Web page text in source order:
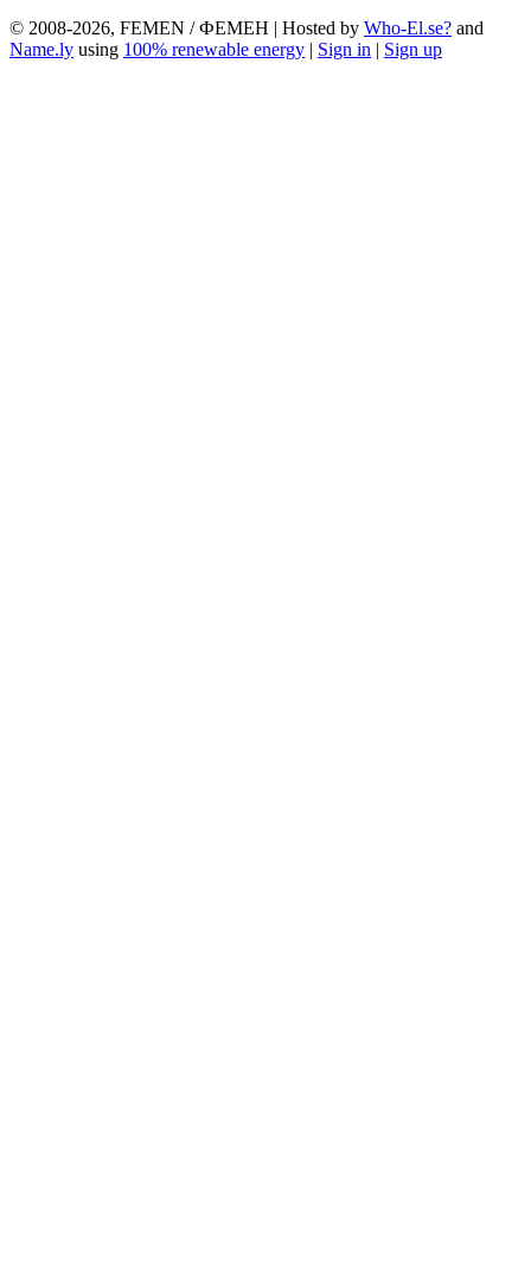
© 2008-2026, FEMEN / ФЕМЕН | Hosted by Who-El.se? and
Name.ly using 100% renewable energy | Sign in | Sign up